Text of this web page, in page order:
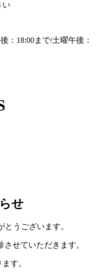
い
：18:00まで/土曜午後：
せ
うございます。
させていただきます。
す。